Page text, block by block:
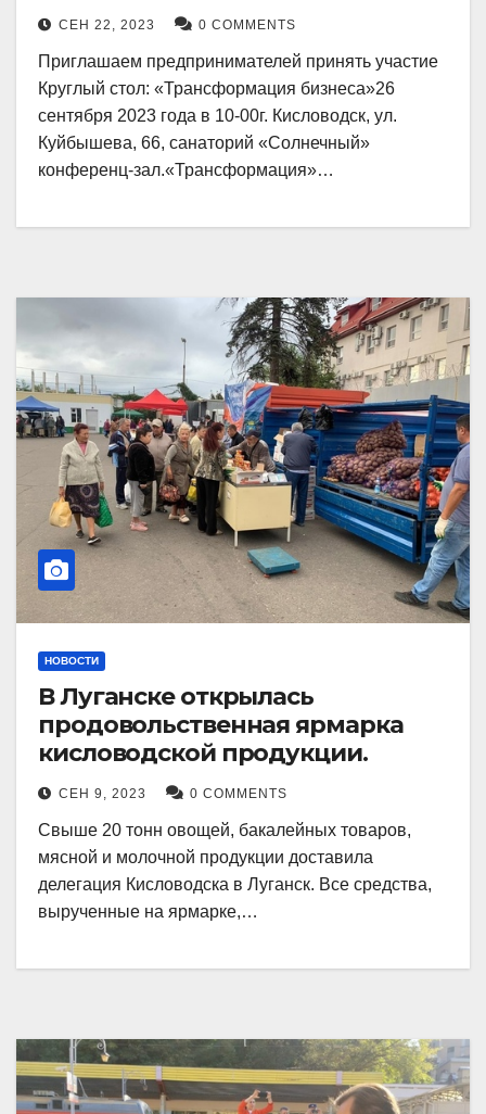
СЕН 22, 2023 0 COMMENTS
Приглашаем предпринимателей принять участие
Круглый стол: «Трансформация бизнеса»26
сентября 2023 года в 10-00г. Кисловодск, ул.
Куйбышева, 66, санаторий «Солнечный»
конференц-зал.«Трансформация»…
НОВОСТИ
В Луганске открылась
продовольственная ярмарка
кисловодской продукции.
СЕН 9, 2023 0 COMMENTS
Свыше 20 тонн овощей, бакалейных товаров,
мясной и молочной продукции доставила
делегация Кисловодска в Луганск. Все средства,
вырученные на ярмарке,…